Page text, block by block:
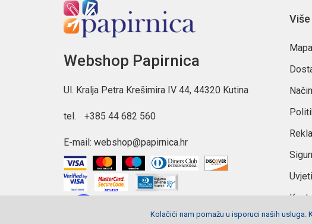
Webshop Papirnica
Ul. Kralja Petra Krešimira IV 44, 44320 Kutina
tel. +385 44 682 560
E-mail: webshop@papirnica.hr
Kolačići nam pomažu u isporuci naših usluga.